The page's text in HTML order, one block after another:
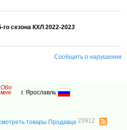
го сезона КХЛ 2022-2023
Сообщить о нарушении
Обо
мне г. Ярославль
товары Продавца23912